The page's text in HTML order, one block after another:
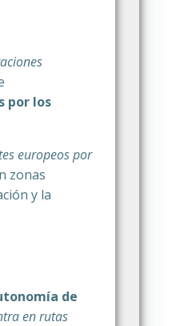
por los
europeos por
zonas
y la
de
en rutas